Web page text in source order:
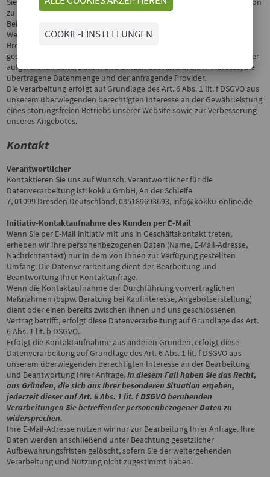
zu machen.
Bei jedem Zugriff auf unsere Website werden an uns oder unseren
Webhoster / IT-Dienstleister Nutzungsdaten durch Ihren Internet
Browser übermittelt und in Protokolldaten (sog. Server-Logfiles)
gespeichert. Zu diesen gespeicherten Daten gehören z.B. der Name der
aufgerufenen Seite, Datum und Uhrzeit des Abrufs, die IP-Adresse, die
übertragene Datenmenge und der anfragende Provider.
Die Verarbeitung erfolgt auf Grundlage des Art. 6 Abs. 1 lit. f DSGVO aus
unserem überwiegenden berechtigten Interesse an der Gewährleistung
eines störungsfreien Betriebs unserer Website sowie zur Verbesserung
unseres Angebotes.
Kontakt
Verantwortlicher
Kontaktieren Sie uns auf Wunsch. Verantwortlicher für die
Datenverarbeitung ist: kokku GmbH,An der Schleife
7,01099 Dresden Deutschland,035189693693, info@kokku-online.de
Initiativ-Kontaktaufnahme des Kunden per E-Mail
Wenn Sie per E-Mail initiativ mit uns in Geschäftskontakt treten,
erheben wir Ihre personenbezogenen Daten (Name, E-Mail-Adresse,
Nachrichtentext) nur in dem von Ihnen zur Verfügung gestellten
Umfang. Die Datenverarbeitung dient der Bearbeitung und
Beantwortung Ihrer Kontaktanfrage.
Wenn die Kontaktaufnahme der Durchführung vorvertraglichen
Maßnahmen (bspw. Beratung bei Kaufinteresse, Angebotserstellung)
dient oder einen bereits zwischen Ihnen und uns geschlossenen
Vertrag betrifft, erfolgt diese Datenverarbeitung auf Grundlage des Art.
6 Abs. 1 lit. b DSGVO.
Erfolgt die Kontaktaufnahme aus anderen Gründen, erfolgt diese
Datenverarbeitung auf Grundlage des Art. 6 Abs. 1 lit. f DSGVO aus
unserem überwiegenden berechtigten Interesse an der Bearbeitung
und Beantwortung Ihrer Anfrage.In diesem Fall haben Sie das Recht,
aus Gründen, die sich aus Ihrer besonderen Situation ergeben,
jederzeit dieser auf Art. 6 Abs. 1 lit. f DSGVO beruhenden
Verarbeitungen Sie betreffender personenbezogener Daten zu
widersprechen.
Ihre E-Mail-Adresse nutzen wir nur zur Bearbeitung Ihrer Anfrage. Ihre
Daten werden anschließend unter Beachtung gesetzlicher
Aufbewahrungsfristen gelöscht, sofern Sie der weitergehenden
Verarbeitung und Nutzung nicht zugestimmt haben.
COOKIE-EINSTELLUNGEN